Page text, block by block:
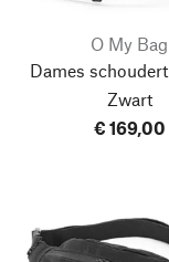
O My Bag
Dames
Zwart
€ 169,00